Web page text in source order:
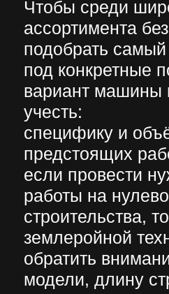
ЗАКАЗАТЬ
ЗВОНОК
Имя
Телефон
+7
Заказать звонок